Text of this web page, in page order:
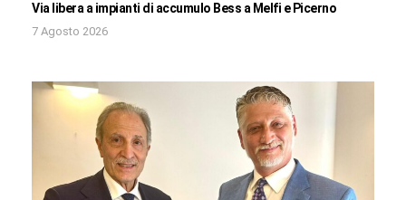
Via libera a impianti di accumulo Bess a Melfi e Picerno
7 Agosto 2026